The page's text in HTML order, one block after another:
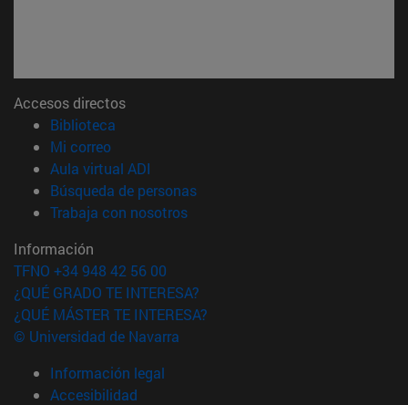
Accesos directos
Biblioteca
Mi correo(abre en nueva ventana)
Aula virtual ADI
Búsqueda de personas(abre en nueva ventana)
Trabaja con nosotros(abre en nueva ventana)
Información
TFNO +34 948 42 56 00
¿QUÉ GRADO TE INTERESA?
¿QUÉ MÁSTER TE INTERESA?
© Universidad de Navarra
Información legal
Accesibilidad